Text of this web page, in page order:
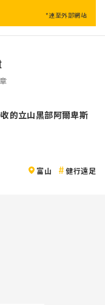
*連至外部網站
的立山黑部阿爾卑斯
富山 健行遠足